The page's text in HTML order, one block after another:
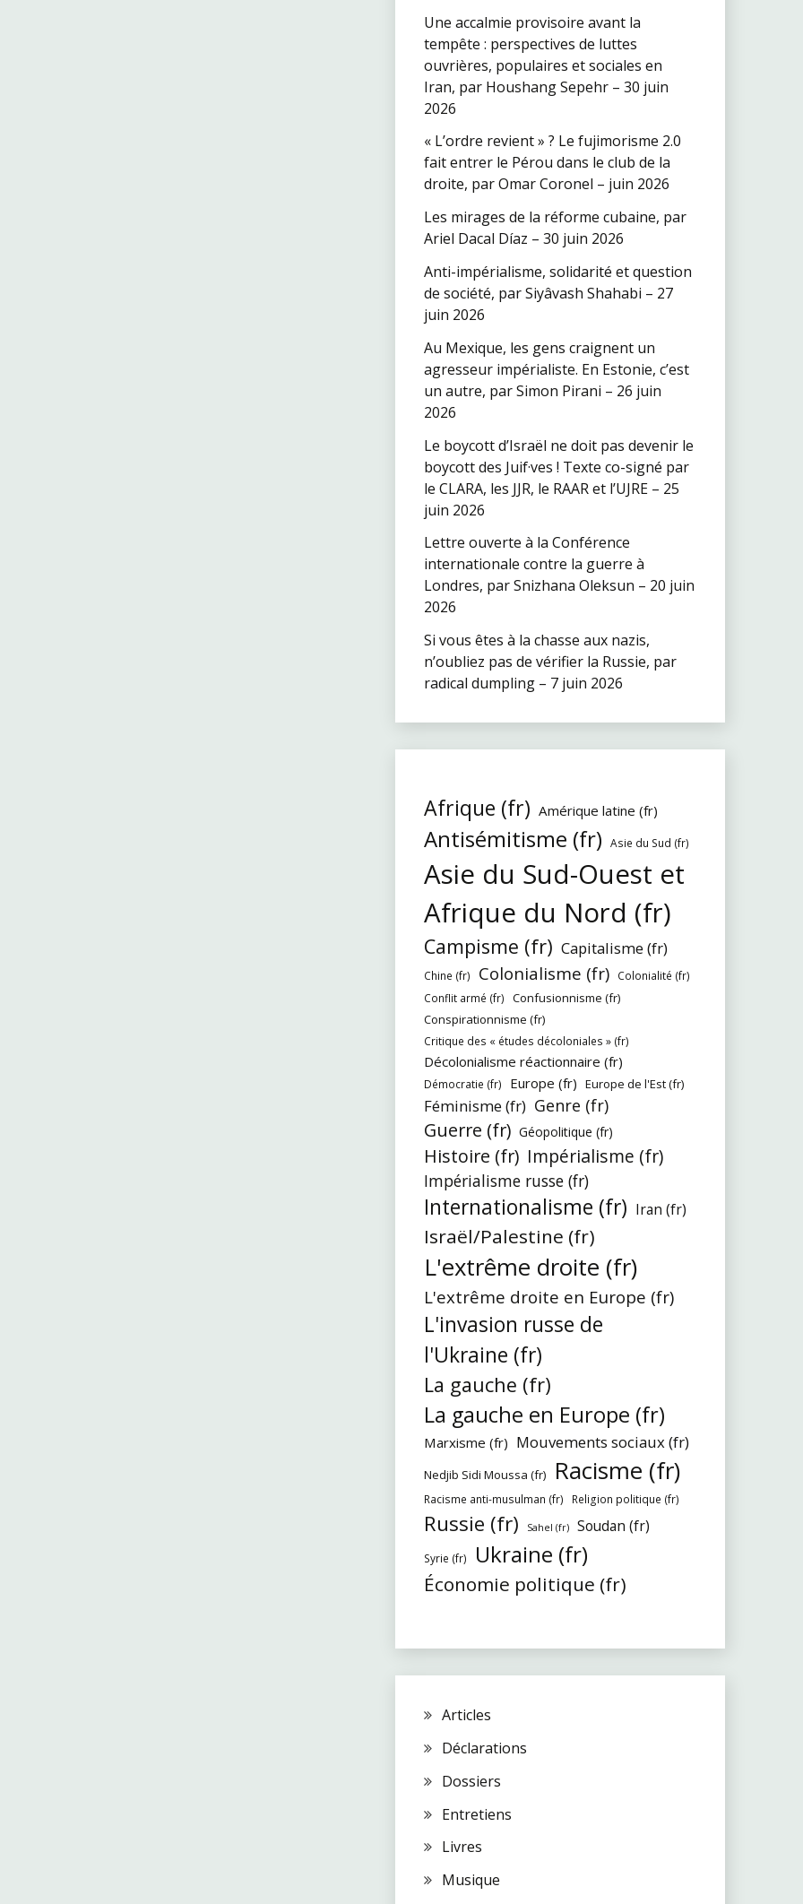
Une accalmie provisoire avant la
tempête : perspectives de luttes
ouvrières, populaires et sociales en
Iran, par Houshang Sepehr – 30 juin
2026
« L’ordre revient » ? Le fujimorisme 2.0
fait entrer le Pérou dans le club de la
droite, par Omar Coronel – juin 2026
Les mirages de la réforme cubaine, par
Ariel Dacal Díaz – 30 juin 2026
Anti-impérialisme, solidarité et question
de société, par Siyâvash Shahabi – 27
juin 2026
Au Mexique, les gens craignent un
agresseur impérialiste. En Estonie, c’est
un autre, par Simon Pirani – 26 juin
2026
Le boycott d’Israël ne doit pas devenir le
boycott des Juif·ves ! Texte co-signé par
le CLARA, les JJR, le RAAR et l’UJRE – 25
juin 2026
Lettre ouverte à la Conférence
internationale contre la guerre à
Londres, par Snizhana Oleksun – 20 juin
2026
Si vous êtes à la chasse aux nazis,
n’oubliez pas de vérifier la Russie, par
radical dumpling – 7 juin 2026
Afrique (fr) Amérique latine (fr)
Antisémitisme (fr) Asie du Sud (fr)
Asie du Sud-Ouest et
Afrique du Nord (fr)
Campisme (fr) Capitalisme (fr)
Chine (fr) Colonialisme (fr)
Colonialité (fr)
Conflit armé (fr)
Confusionnisme (fr)
Conspirationnisme (fr)
Critique des « études décoloniales » (fr)
Décolonialisme réactionnaire (fr)
Démocratie (fr) Europe (fr) Europe de l'Est (fr)
Féminisme (fr) Genre (fr)
Guerre (fr) Géopolitique (fr)
Histoire (fr) Impérialisme (fr)
Impérialisme russe (fr)
Internationalisme (fr) Iran (fr)
Israël/Palestine (fr)
L'extrême droite (fr)
L'extrême droite en Europe (fr)
L'invasion russe de
l'Ukraine (fr)
La gauche (fr)
La gauche en Europe (fr)
Marxisme (fr) Mouvements sociaux (fr)
Nedjib Sidi Moussa (fr) Racisme (fr)
Racisme anti-musulman (fr) Religion politique (fr)
Russie (fr) Sahel (fr) Soudan (fr)
Syrie (fr) Ukraine (fr)
Économie politique (fr)
Articles
Déclarations
Dossiers
Entretiens
Livres
Musique